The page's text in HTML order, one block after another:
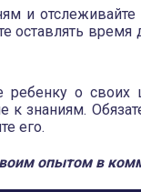
и отслеживайте
время
ребенку о
к знаниям.
его.
опытом в